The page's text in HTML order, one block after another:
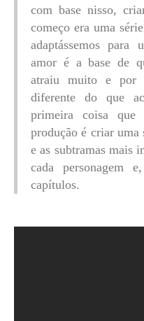
com base nisso,
começo era uma
adaptássemos
amor é a base de
atraiu muito e por
diferente do que
primeira coisa
produção é criar uma
e as subtramas mais
cada personagem
capítulos.